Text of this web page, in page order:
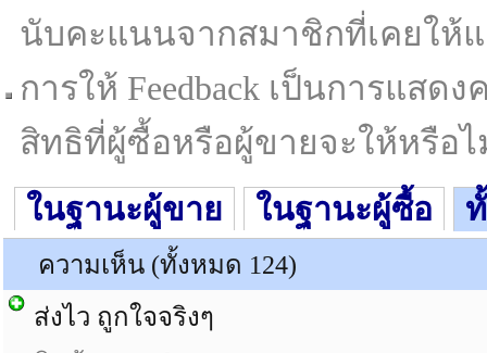
นับคะแนนจากสมาชิกที่เคยให้
การให้ Feedback เป็นการแส
สิทธิที่ผู้ซื้อหรือผู้ขายจะให้หรือไ
ในฐานะผู้ขาย ในฐานะผู้ซื้อ
ความเห็น (ทั้งหมด 124)
ส่งไว ถูกใจจริงๆ